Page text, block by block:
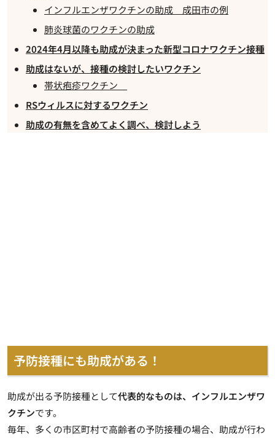
インフルエンザワクチンの助成 成田市の例
肺炎球菌のワクチンの助成
2024年4月以降も助成が決まった新型コロナワクチン接種
助成はないが、接種の検討したいワクチン
帯状疱疹ワクチン
RSウィルスに対するワクチン
助成の有無を含めてよく調べ、検討しよう
予防接種にも助成がある！
助成が出る予防接種として代表的なものは、インフルエンザワ
クチンです。
毎年、多くの市区町村で高齢者の予防接種の場合、助成が行わ